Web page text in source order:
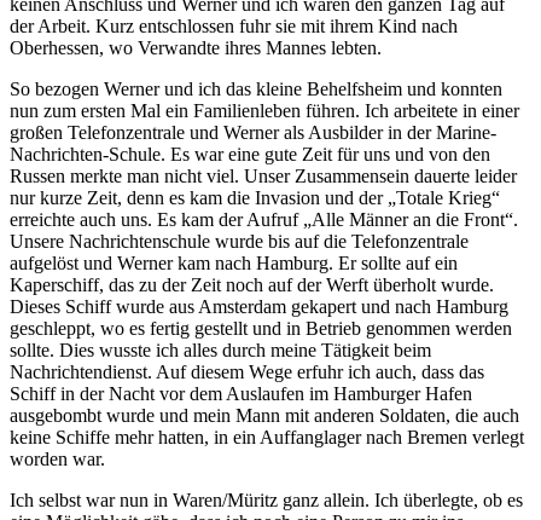
keinen Anschluss und Werner und ich waren den ganzen Tag auf
der Arbeit. Kurz entschlossen fuhr sie mit ihrem Kind nach
Oberhessen, wo Verwandte ihres Mannes lebten.
So bezogen Werner und ich das kleine Behelfsheim und konnten
nun zum ersten Mal ein Familienleben führen. Ich arbeitete in einer
großen Telefonzentrale und Werner als Ausbilder in der Marine-
Nachrichten-Schule. Es war eine gute Zeit für uns und von den
Russen merkte man nicht viel. Unser Zusammensein dauerte leider
nur kurze Zeit, denn es kam die Invasion und der Totale Krieg
erreichte auch uns. Es kam der Aufruf
Alle Männer an die Front .
Unsere Nachrichtenschule wurde bis auf die Telefonzentrale
aufgelöst und Werner kam nach Hamburg. Er sollte auf ein
Kaperschiff, das zu der Zeit noch auf der Werft überholt wurde.
Dieses Schiff wurde aus Amsterdam gekapert und nach Hamburg
geschleppt, wo es fertig gestellt und in Betrieb genommen werden
sollte. Dies wusste ich alles durch meine Tätigkeit beim
Nachrichtendienst. Auf diesem Wege erfuhr ich auch, dass das
Schiff in der Nacht vor dem Auslaufen im Hamburger Hafen
ausgebombt wurde und mein Mann mit anderen Soldaten, die auch
keine Schiffe mehr hatten, in ein Auffanglager nach Bremen verlegt
worden war.
Ich selbst war nun in Waren/Müritz ganz allein. Ich überlegte, ob es